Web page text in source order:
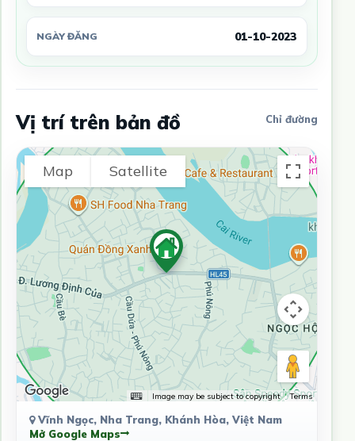
NGÀY ĐĂNG 01-10-2023
Vị trí trên bản đồ Chỉ đường
Map Satellite
Image may be subject to copyright Terms
Vĩnh Ngọc, Nha Trang, Khánh Hòa, Việt Nam
Mở Google Maps